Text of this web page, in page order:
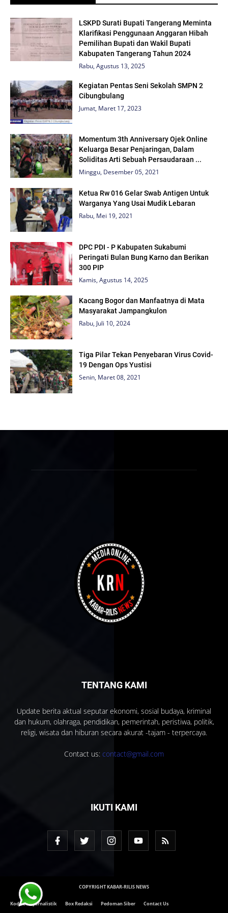
LSKPD Surati Bupati Tangerang Meminta
Klarifikasi Penggunaan Anggaran Hibah
Pemilihan Bupati dan Wakil Bupati
Kabupaten Tangerang Tahun 2024
Rabu, Agustus 13, 2025
Kegiatan Pentas Seni Sekolah SMPN 2
Cibungbulang
Jumat, Maret 17, 2023
Momentum 3th Anniversary Ojek Online
Keluarga Besar Penjaringan, Dalam
Soliditas Arti Sebuah Persaudaraan ...
Minggu, Desember 05, 2021
Ketua Rw 016 Gelar Swab Antigen Untuk
Warganya Yang Usai Mudik Lebaran
Rabu, Mei 19, 2021
DPC PDI - P Kabupaten Sukabumi
Peringati Bulan Bung Karno dan Berikan
300 PIP
Kamis, Agustus 14, 2025
Kacang Bogor dan Manfaatnya di Mata
Masyarakat Jampangkulon
Rabu, Juli 10, 2024
Tiga Pilar Tekan Penyebaran Virus Covid-
19 Dengan Ops Yustisi
Senin, Maret 08, 2021
TENTANG KAMI
Update berita aktual seputar ekonomi, sosial budaya, kriminal
dan hukum, olahraga, pendidikan, pemerintah, peristiwa, politik,
religi, wisata dan hiburan secara akurat -tajam - terpercaya.
Contact us: contact@gmail.com
IKUTI KAMI
COPYRIGHT KABAR-RILIS NEWS
Kode Etik Jurnalistik Box Redaksi Pedoman Siber Contact Us